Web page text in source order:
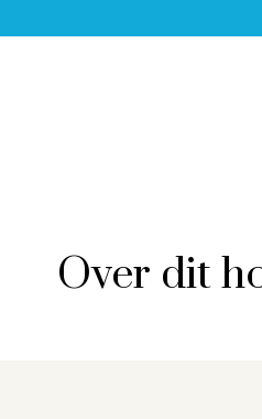
Over dit